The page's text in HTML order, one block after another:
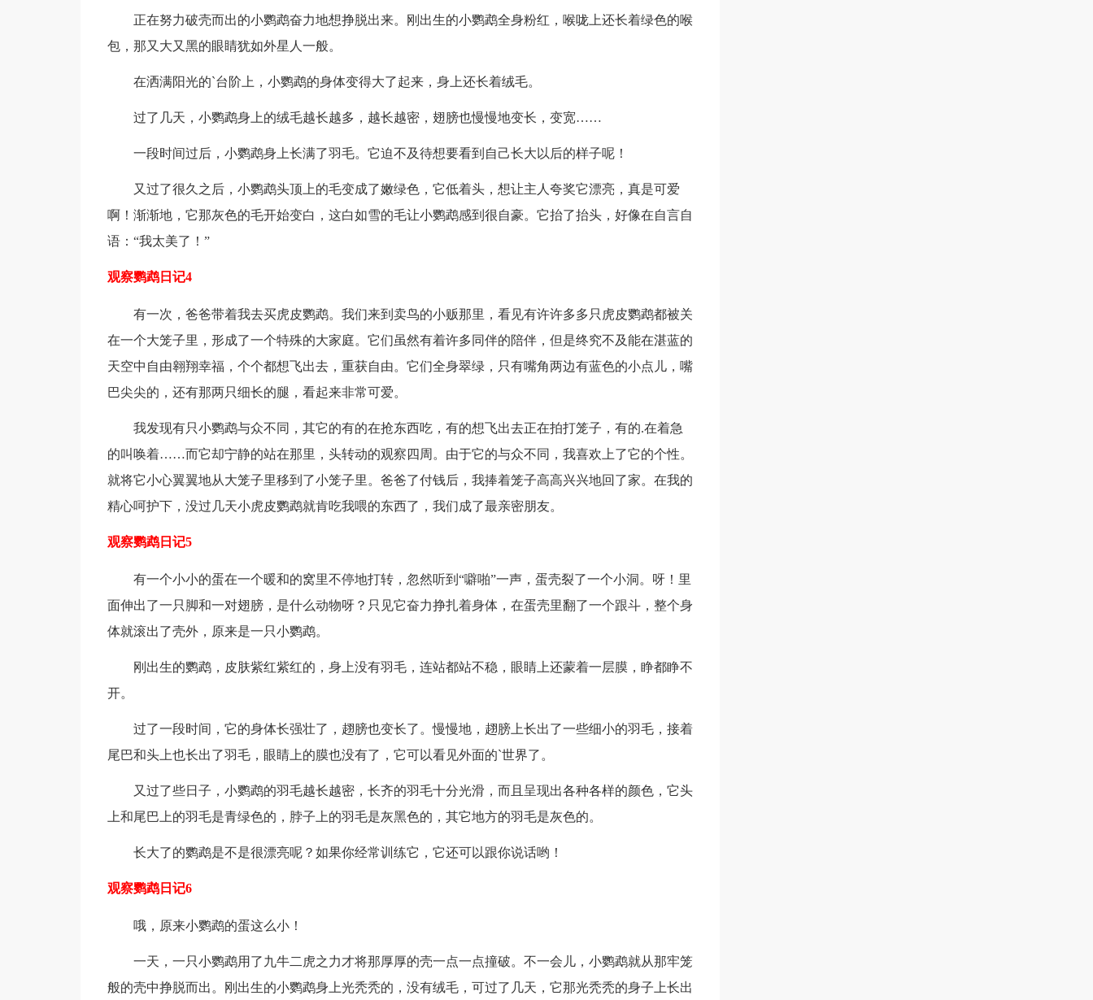
正在努力破壳而出的小鹦鹉奋力地想挣脱出来。刚出生的小鹦鹉全身粉红，喉咙上还长着绿色的喉
包，那又大又黑的眼睛犹如外星人一般。
在洒满阳光的`台阶上，小鹦鹉的身体变得大了起来，身上还长着绒毛。
过了几天，小鹦鹉身上的绒毛越长越多，越长越密，翅膀也慢慢地变长，变宽……
一段时间过后，小鹦鹉身上长满了羽毛。它迫不及待想要看到自己长大以后的样子呢！
又过了很久之后，小鹦鹉头顶上的毛变成了嫩绿色，它低着头，想让主人夸奖它漂亮，真是可爱
啊！渐渐地，它那灰色的毛开始变白，这白如雪的毛让小鹦鹉感到很自豪。它抬了抬头，好像在自言自
语：“我太美了！”
观察鹦鹉日记4
有一次，爸爸带着我去买虎皮鹦鹉。我们来到卖鸟的小贩那里，看见有许许多多只虎皮鹦鹉都被关
在一个大笼子里，形成了一个特殊的大家庭。它们虽然有着许多同伴的陪伴，但是终究不及能在湛蓝的
天空中自由翱翔幸福，个个都想飞出去，重获自由。它们全身翠绿，只有嘴角两边有蓝色的小点儿，嘴
巴尖尖的，还有那两只细长的腿，看起来非常可爱。
我发现有只小鹦鹉与众不同，其它的有的在抢东西吃，有的想飞出去正在拍打笼子，有的.在着急
的叫唤着……而它却宁静的站在那里，头转动的观察四周。由于它的与众不同，我喜欢上了它的个性。
就将它小心翼翼地从大笼子里移到了小笼子里。爸爸了付钱后，我捧着笼子高高兴兴地回了家。在我的
精心呵护下，没过几天小虎皮鹦鹉就肯吃我喂的东西了，我们成了最亲密朋友。
观察鹦鹉日记5
有一个小小的蛋在一个暖和的窝里不停地打转，忽然听到“噼啪”一声，蛋壳裂了一个小洞。呀！里
面伸出了一只脚和一对翅膀，是什么动物呀？只见它奋力挣扎着身体，在蛋壳里翻了一个跟斗，整个身
体就滚出了壳外，原来是一只小鹦鹉。
刚出生的鹦鹉，皮肤紫红紫红的，身上没有羽毛，连站都站不稳，眼睛上还蒙着一层膜，睁都睁不
开。
过了一段时间，它的身体长强壮了，趐膀也变长了。慢慢地，趐膀上长出了一些细小的羽毛，接着
尾巴和头上也长出了羽毛，眼睛上的膜也没有了，它可以看见外面的`世界了。
又过了些日子，小鹦鹉的羽毛越长越密，长齐的羽毛十分光滑，而且呈现出各种各样的颜色，它头
上和尾巴上的羽毛是青绿色的，脖子上的羽毛是灰黑色的，其它地方的羽毛是灰色的。
长大了的鹦鹉是不是很漂亮呢？如果你经常训练它，它还可以跟你说话哟！
观察鹦鹉日记6
哦，原来小鹦鹉的蛋这么小！
一天，一只小鹦鹉用了九牛二虎之力才将那厚厚的壳一点一点撞破。不一会儿，小鹦鹉就从那牢笼
般的壳中挣脱而出。刚出生的小鹦鹉身上光秃秃的，没有绒毛，可过了几天，它那光秃秃的身子上长出